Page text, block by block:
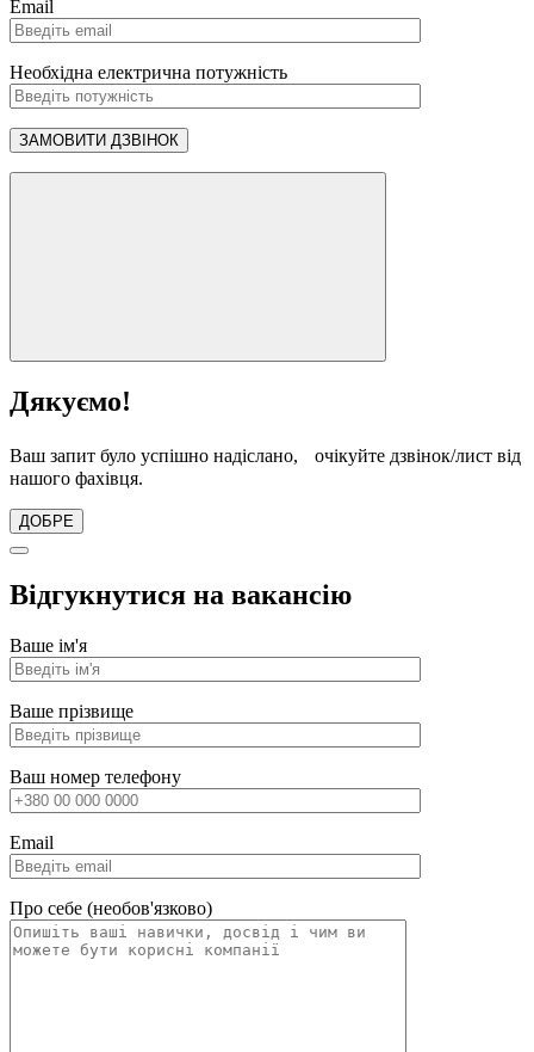
Email
Необхідна електрична потужність
Дякуємо!
Ваш запит було успішно надіслано, очікуйте дзвінок/лист від
нашого фахівця.
ДОБРЕ
Відгукнутися на вакансію
Ваше ім'я
Ваше прізвище
Ваш номер телефону
Email
Про себе (необов'язково)